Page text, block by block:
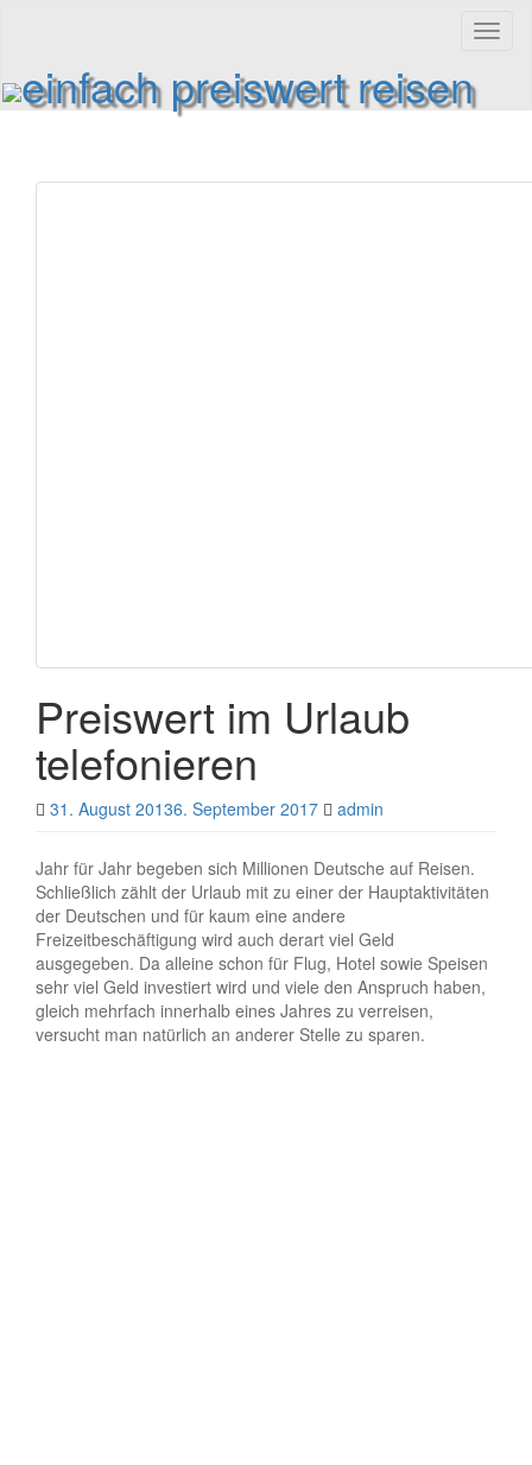
einfach preiswert reisen
Reiseinformationen und Reisetipps
Preiswert im Urlaub
telefonieren
31. August 20136. September 2017 admin
Jahr für Jahr begeben sich Millionen Deutsche auf Reisen.
Schließlich zählt der Urlaub mit zu einer der Hauptaktivitäten
der Deutschen und für kaum eine andere
Freizeitbeschäftigung wird auch derart viel Geld
ausgegeben. Da alleine schon für Flug, Hotel sowie Speisen
sehr viel Geld investiert wird und viele den Anspruch haben,
gleich mehrfach innerhalb eines Jahres zu verreisen,
versucht man natürlich an anderer Stelle zu sparen.